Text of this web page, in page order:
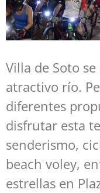
Villa de Soto
atractivo río.
diferentes
disfrutar esta
senderismo,
beach voley,
estrellas en